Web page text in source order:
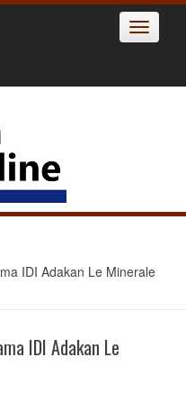
Toggle
IDI Adakan Le Minerale
IDI Adakan Le